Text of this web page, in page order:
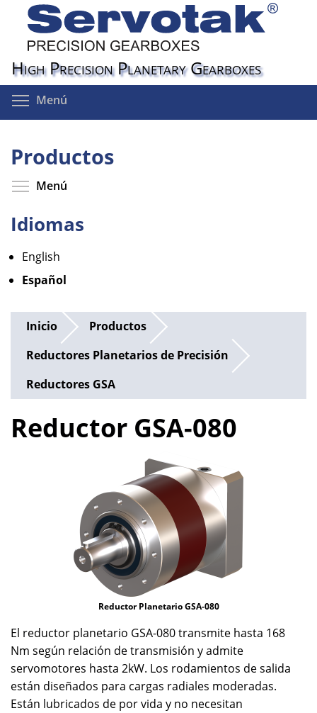
Pasar
contenido
principal
High Precision Planetary Gearboxes
Menú
Productos
Menú
Idiomas
English
Español
Inicio
Productos
Reductores Planetarios de Precisión
Reductores GSA
Reductor GSA-080
Reductor Planetario GSA-080
El reductor planetario GSA-080 transmite hasta 168
Nm según relación de transmisión y admite
servomotores hasta 2kW. Los rodamientos de salida
están diseñados para cargas radiales moderadas.
Están lubricados de por vida y no necesitan